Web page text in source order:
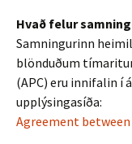
Hvað felur
Samningurinn
blönduðum
(APC) eru innifalin í
upplýsingasíða:
Agreement